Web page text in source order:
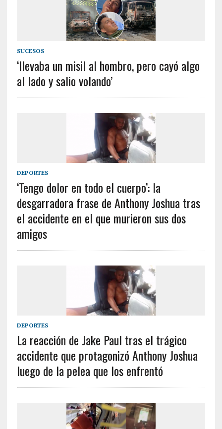
SUCESOS
‘llevaba un misil al hombro, pero cayó algo
al lado y salio volando’
DEPORTES
‘Tengo dolor en todo el cuerpo’: la
desgarradora frase de Anthony Joshua tras
el accidente en el que murieron sus dos
amigos
DEPORTES
La reacción de Jake Paul tras el trágico
accidente que protagonizó Anthony Joshua
luego de la pelea que los enfrentó